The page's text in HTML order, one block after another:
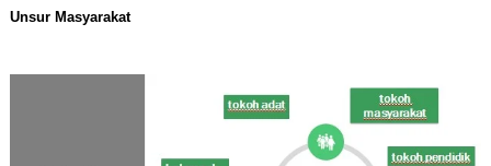
Unsur Masyarakat